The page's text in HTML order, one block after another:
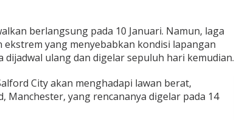
berlangsung pada 10 Januari. Namun, laga
yang menyebabkan kondisi lapangan
ulang dan digelar sepuluh hari kemudian.
City akan menghadapi lawan berat,
Manchester, yang rencananya digelar pada 14